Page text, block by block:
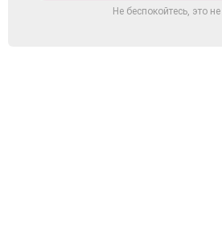
Не беспокойтесь, это